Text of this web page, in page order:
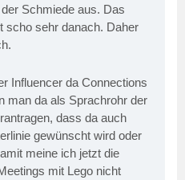
Schmiede aus. Das
scho sehr danach. Daher
Influencer da Connections
man da als Sprachrohr der
dass da auch
gewünscht wird oder
meine ich jetzt die
mit Lego nicht